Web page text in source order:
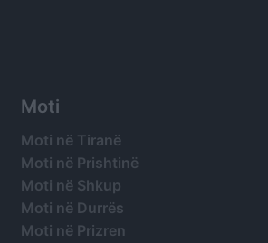
Moti
Moti në Tiranë
Moti në Prishtinë
Moti në Shkup
Moti në Durrës
Moti në Prizren